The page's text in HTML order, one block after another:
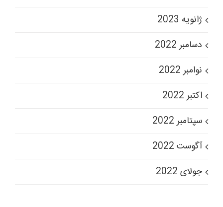
ژانویه 2023
دسامبر 2022
نوامبر 2022
اکتبر 2022
سپتامبر 2022
آگوست 2022
جولای 2022